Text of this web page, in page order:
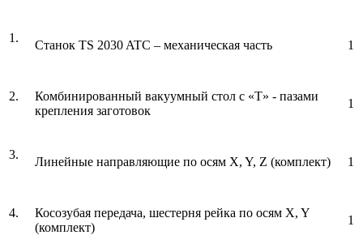
1.
Станок TS 2030 ATC – механическая часть 1
2.
Комбинированный вакуумный стол с «Т» - пазами
крепления заготовок
1
3.
Линейные направляющие по осям X, Y, Z (комплект) 1
4.
Косозубая передача, шестерня рейка по осям X, Y
(комплект)
1